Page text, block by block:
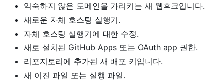
익숙하지 않은 도메인을 가리키는 새 웹후크입니다.
새로운 자체 호스팅 실행기.
자체 호스팅 실행기에 대한 수정.
새로 설치된 GitHub Apps 또는 OAuth app 권한.
리포지토리에 추가된 새 배포 키입니다.
새 이진 파일 또는 실행 파일.